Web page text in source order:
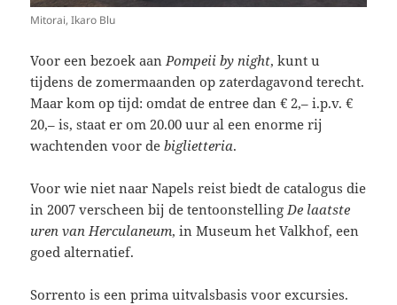
Mitorai, Ikaro Blu
Voor een bezoek aan Pompeii by night, kunt u
tijdens de zomermaanden op zaterdagavond terecht.
Maar kom op tijd: omdat de entree dan € 2,– i.p.v. €
20,– is, staat er om 20.00 uur al een enorme rij
wachtenden voor debiglietteria.
Voor wie niet naar Napels reist biedt de catalogus die
in 2007 verscheen bij de tentoonstelling De laatste
uren van Herculaneum, in Museum het Valkhof, een
goed alternatief.
Sorrento is een prima uitvalsbasis voor excursies.